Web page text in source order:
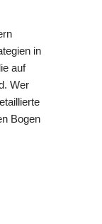
in
auf
Wer
Bogen